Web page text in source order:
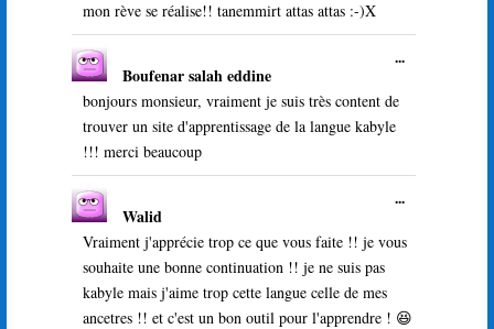
mon rève se réalise!! tanemmirt attas attas :-)X
Boufenar salah eddine
bonjours monsieur, vraiment je suis très content de
trouver un site d'apprentissage de la langue kabyle
!!! merci beaucoup
...Ouvrir/
Walid
Vraiment j'apprécie trop ce que vous faite !! je vous
souhaite une bonne continuation !! je ne suis pas
kabyle mais j'aime trop cette langue celle de mes
ancetres !! et c'est un bon outil pour l'apprendre ! 😆
...Ouvrir/
boîte